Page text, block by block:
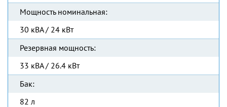
Мощность номинальная:
30 кВА / 24 кВт
Резервная мощность:
33 кВА / 26.4 кВт
Бак:
82 л